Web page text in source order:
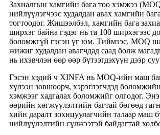
Захиалгын хамгийн бага тоо хэмжээ
нийлүүлэгчээс худалдан авах хамгийн
тогтоодог. Жишээлбэл, хамгийн бага
ширхэг байна гэдэг нь та 100 ширхэгээс
боломжгүй гэсэн үг юм. Тиймээс, MOQ
жижиг худалдан авагчдад саад болж
нь ихэвчлэн өөр өөр бүтээгдэхүүн дээр
Гэсэн хэдий ч XINFA нь MOQ-ийн маш
хүлээн зөвшөөрч, хэрэглэгчдэд
хэмжээг хадгалах боломжийг олгодог.
өөрийн хөгжүүлэлтийн багтай бөгөөд
хийн даралт зохицуулагчийн талаар маш
нийлүүлэлтийн сүлжээтэй байдагтай